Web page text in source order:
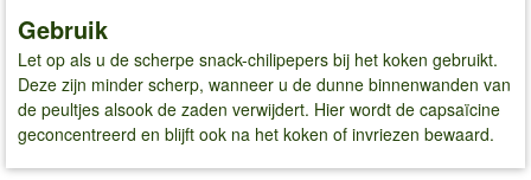
Gebruik
Let op als u de scherpe snack-chilipepers bij het koken gebruikt.
Deze zijn minder scherp, wanneer u de dunne binnenwanden van
de peultjes alsook de zaden verwijdert. Hier wordt de capsaïcine
geconcentreerd en blijft ook na het koken of invriezen bewaard.